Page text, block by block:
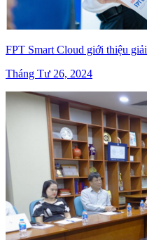
FPT Smart Cloud giới thiệu
Tháng Tư 26, 2024